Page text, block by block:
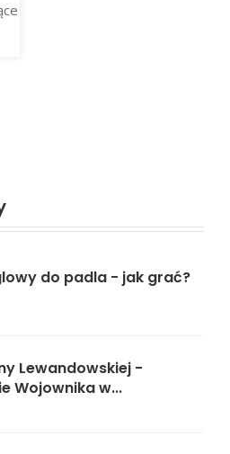
do padla - jak grać?
Lewandowskiej -
Wojownika w...